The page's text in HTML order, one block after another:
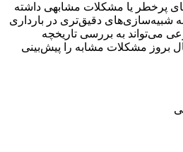
پرخطر یا مشکلات مشابهی داشته
شبیه‌سازی‌های دقیق‌تری در بارداری
می‌تواند به بررسی تاریخچه
بروز مشکلات مشابه را پیش‌بینی